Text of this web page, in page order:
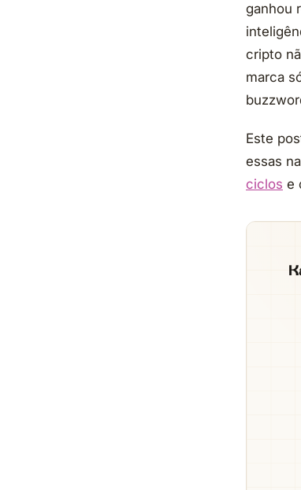
ganhou
cripto
marca
Este
essas
ciclos e